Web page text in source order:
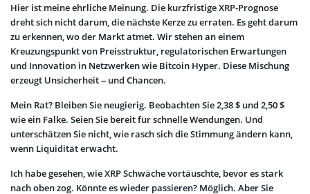
Hier ist meine ehrliche Meinung. Die kurzfristige XRP-Prognose
dreht sich nicht darum, die nächste Kerze zu erraten. Es geht darum
zu erkennen, wo der Markt atmet. Wir stehen an einem
Kreuzungspunkt von Preisstruktur, regulatorischen Erwartungen
und Innovation in Netzwerken wie Bitcoin Hyper. Diese Mischung
erzeugt Unsicherheit – und Chancen.
Mein Rat? Bleiben Sie neugierig. Beobachten Sie 2,38 $ und 2,50 $
wie ein Falke. Seien Sie bereit für schnelle Wendungen. Und
unterschätzen Sie nicht, wie rasch sich die Stimmung ändern kann,
wenn Liquidität erwacht.
Ich habe gesehen, wie XRP Schwäche vortäuschte, bevor es stark
nach oben zog. Könnte es wieder passieren? Möglich. Aber Sie